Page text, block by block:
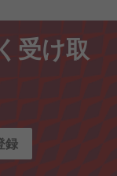
受け取
録